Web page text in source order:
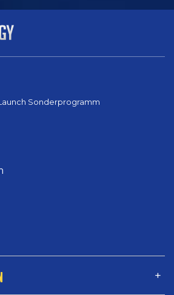
Sonderprogramm